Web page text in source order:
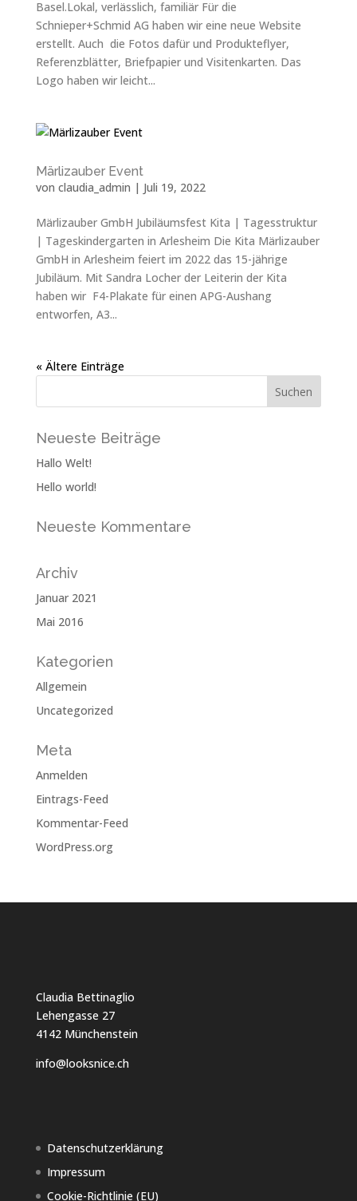
Basel.Lokal, verlässlich, familiär Für die
Schnieper+Schmid AG haben wir eine neue Website
erstellt. Auch die Fotos dafür und Produkteflyer,
Referenzblätter, Briefpapier und Visitenkarten. Das
Logo haben wir leicht...
Märlizauber Event
von claudia_admin | Juli 19, 2022
Märlizauber GmbH Jubiläumsfest Kita | Tagesstruktur
| Tageskindergarten in Arlesheim Die Kita Märlizauber
GmbH in Arlesheim feiert im 2022 das 15-jährige
Jubiläum. Mit Sandra Locher der Leiterin der Kita
haben wir F4-Plakate für einen APG-Aushang
entworfen, A3...
« Ältere Einträge
Neueste Beiträge
Hallo Welt!
Hello world!
Neueste Kommentare
Archiv
Januar 2021
Mai 2016
Kategorien
Allgemein
Uncategorized
Meta
Anmelden
Eintrags-Feed
Kommentar-Feed
WordPress.org
Claudia Bettinaglio
Lehengasse 27
4142 Münchenstein
info@looksnice.ch
Datenschutzerklärung
Impressum
Cookie-Richtlinie (EU)